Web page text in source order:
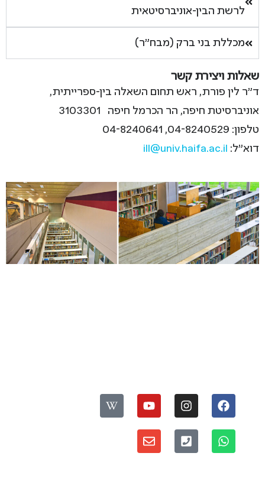
לרשת הבין-אוניברסיטאית
מכללת בני ברק (מבח"ר)
שאלות ויצירת קשר
ד"ר לין פורת, ראש תחום השאלה בין-ספרייתית,
אוניברסיטת חיפה, הר הכרמל חיפה 3103301
טלפון: 04-8240529, 04-8240641
דוא"ל: ill@univ.haifa.ac.il